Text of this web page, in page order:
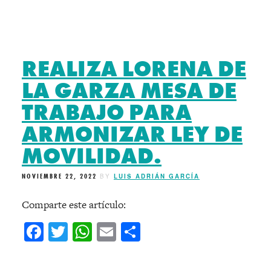
REALIZA LORENA DE
LA GARZA MESA DE
TRABAJO PARA
ARMONIZAR LEY DE
MOVILIDAD.
NOVIEMBRE 22, 2022 BY LUIS ADRIÁN GARCÍA
Comparte este artículo:
Facebook
Twitter
WhatsApp
Email